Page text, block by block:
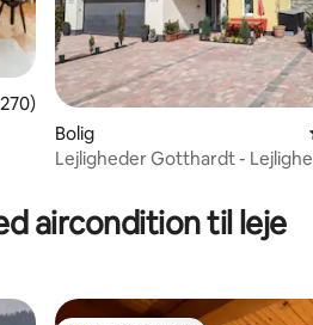
af 5 i gennemsnitlig bedømmelse,
Bolig
Lejligheder Gotthardt -
aircondition til leje